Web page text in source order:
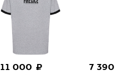
11 000 ₽ 7